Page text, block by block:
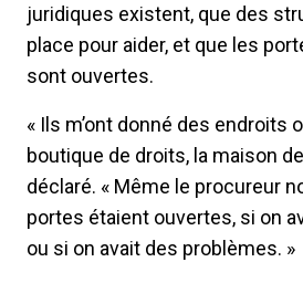
juridiques existent, que des
place pour aider, et que les
sont ouvertes.
« Ils m’ont donné des endroits
boutique de droits, la maison
déclaré. « Même le procureur
portes étaient ouvertes, si on
ou si on avait des problèmes. »